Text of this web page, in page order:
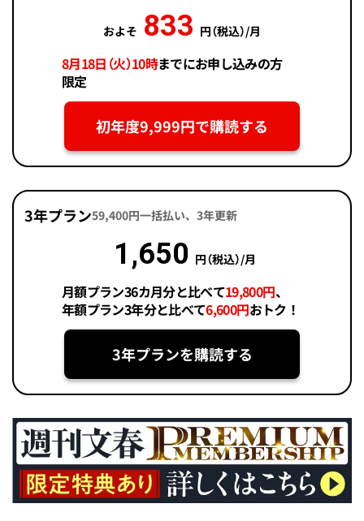
およそ 833 円（税込）/月
8月18日（火）10時までにお申し込みの方
限定
初年度9,999円で購読する
3年プラン59,400円一括払い、3年更新
1,650 円（税込）/月
月額プラン36カ月分と比べて19,800円、
年額プラン3年分と比べて6,600円おトク！
3年プランを購読する